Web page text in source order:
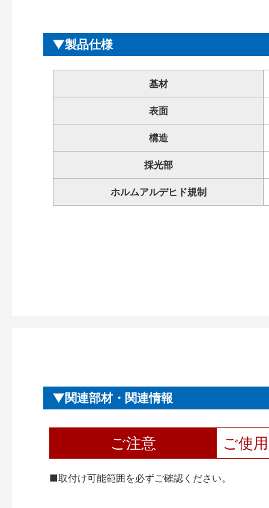
製品仕様
基材
表面
構造
採光部
ホルムアルデヒド規制
関連部材・関連情報
ご注意 ご使
■取付け可能範囲を必ずご確認ください。